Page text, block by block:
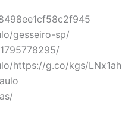
gesseiro-sp/
https://g.co/kgs/LNx1ah